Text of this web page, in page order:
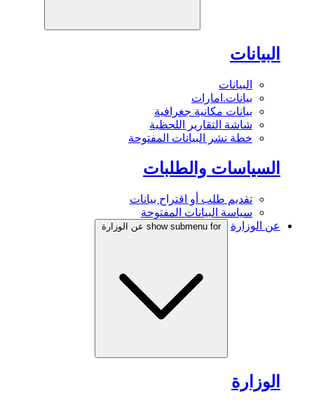
البيانات
البيانات
بيانات.امارات
بيانات مكانية جغرافية
شاشة التقارير اللحظية
خطة نشر البيانات المفتوحة
السياسات والطلبات
تقديم طلب أو اقتراح بيانات
سياسة البيانات المفتوحة
عن الوزارة
show submenu for عن الوزارة
الوزارة